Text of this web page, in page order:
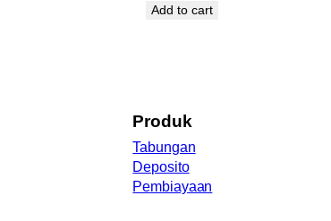
Add to cart
Produk
Tabungan
Deposito
Pembiayaan